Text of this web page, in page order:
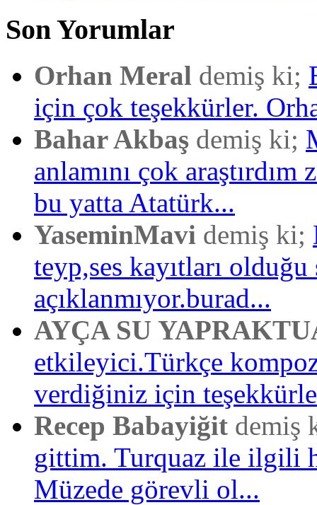
Son Yorumlar
Orhan Meral demiş ki;
için çok teşekkürler.
Bahar Akbaş demiş ki;
anlamını çok araştırdım
bu yatta Atatürk...
YaseminMavi demiş ki;
teyp,ses kayıtları
açıklanmıyor.burad...
AYÇA SU
etkileyici.Türkçe
verdiğiniz için
Recep Babayiğit demiş
gittim. Turquaz ile ilgili
Müzede görevli ol...